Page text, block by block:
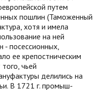
путем
пошлин (Таможен­ный
хотя и имела
на ней
- посессионных,
ее крепостническим
чьей
делились на
В 1721 г. промыш­